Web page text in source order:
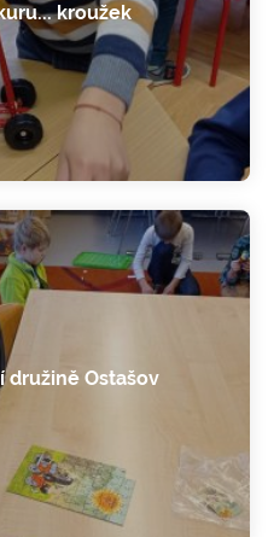
kroužek
družině Ostašov